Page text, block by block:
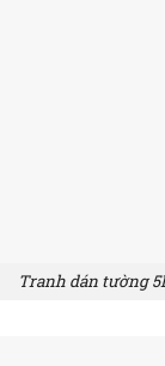
Tranh dán tường